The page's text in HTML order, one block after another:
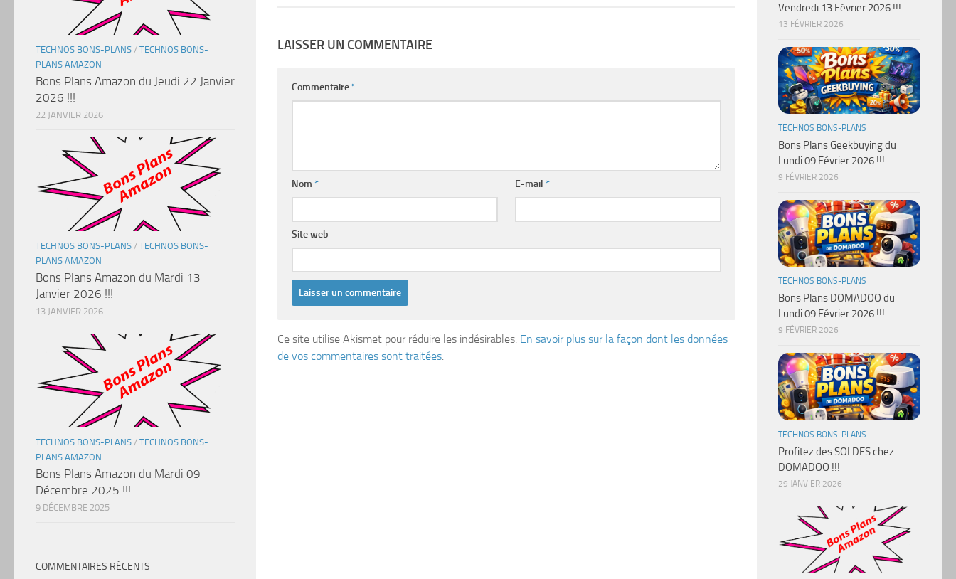
LAISSER UN COMMENTAIRE
Commentaire*
Nom * E-mail*
Site web
Ce site utilise Akismet pour réduire les indésirables. En savoir plus sur la façon dont les données
de vos commentaires sont traitées.
TECHNOS BONS-PLANS / TECHNOS BONS-
PLANS AMAZON
Bons Plans Amazon du Jeudi 22 Janvier
2026 !!!
22 JANVIER 2026
TECHNOS BONS-PLANS / TECHNOS BONS-
PLANS AMAZON
Bons Plans Amazon du Mardi 13
Janvier 2026 !!!
13 JANVIER 2026
TECHNOS BONS-PLANS / TECHNOS BONS-
PLANS AMAZON
Bons Plans Amazon du Mardi 09
Décembre 2025 !!!
9 DÉCEMBRE 2025
COMMENTAIRES RÉCENTS
Vendredi 13 Février 2026 !!!
13 FÉVRIER 2026
TECHNOS BONS-PLANS
Bons Plans Geekbuying du
Lundi 09 Février 2026 !!!
9 FÉVRIER 2026
TECHNOS BONS-PLANS
Bons Plans DOMADOO du
Lundi 09 Février 2026 !!!
9 FÉVRIER 2026
TECHNOS BONS-PLANS
Profitez des SOLDES chez
DOMADOO !!!
29 JANVIER 2026